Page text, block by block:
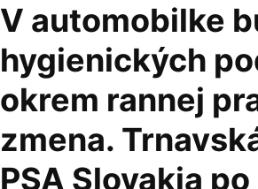
V automobilke
hygienických
okrem rannej
zmena.
PSA Slovakia